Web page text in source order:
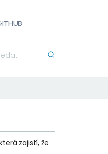
zajistí, že